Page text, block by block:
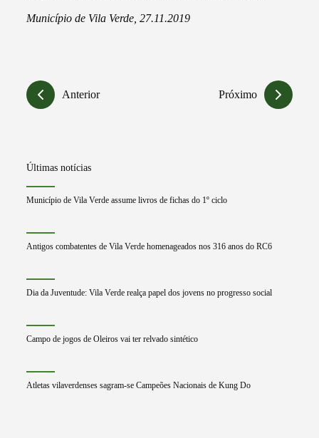
Município de Vila Verde, 27.11.2019
Anterior Próximo
Últimas notícias
Município de Vila Verde assume livros de fichas do 1º ciclo
Antigos combatentes de Vila Verde homenageados nos 316 anos do RC6
Dia da Juventude: Vila Verde realça papel dos jovens no progresso social
Campo de jogos de Oleiros vai ter relvado sintético
Atletas vilaverdenses sagram-se Campeões Nacionais de Kung Do